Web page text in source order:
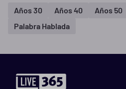
Años 30 Años 40 Años 50
Palabra Hablada